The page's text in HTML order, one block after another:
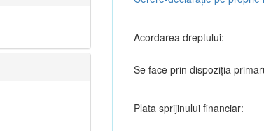
Acordarea dreptului:
Se face prin dispoziția
Plata sprijinului financiar: